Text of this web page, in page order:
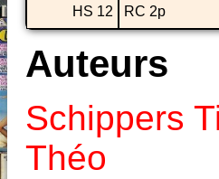
HS 12 RC 2p
Auteurs
Schippers
Théo